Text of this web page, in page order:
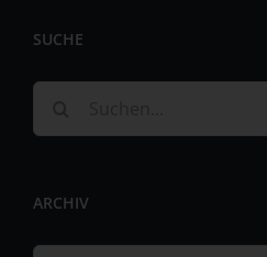
SUCHE
nach:
ARCHIV
Betroffene Person ist jede
personenbezogene Daten
Verfahren ausgeführte